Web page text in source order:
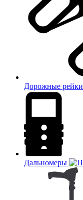
Дорожные рейки
Дальномеры